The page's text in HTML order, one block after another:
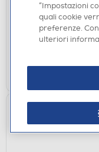
Acquisto online:
Ritiro in negozio
“Impostazioni
quali cookie
preferenze.
ulteriori